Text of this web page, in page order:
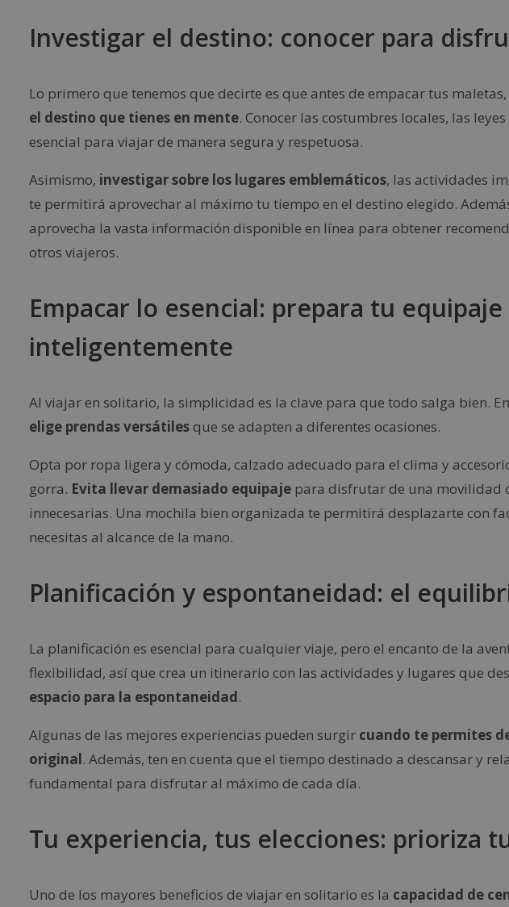
Investigar el destino: conocer para
Lo primero que tenemos que decirte es que antes de empacar tus
el destino que tienes en mente. Conocer las costumbres locales, las
esencial para viajar de manera segura y respetuosa.
Asimismo, investigar sobre los lugares emblemáticos, las actividades
te permitirá aprovechar al máximo tu tiempo en el destino elegido.
aprovecha la vasta información disponible en línea para obtener
otros viajeros.
Empacar lo esencial: prepara tu equipaje
inteligentemente
Al viajar en solitario, la simplicidad es la clave para que todo salga bien.
elige prendas versátilesque se adapten a diferentes ocasiones.
Opta por ropa ligera y cómoda, calzado adecuado para el clima y
gorra. Evita llevar demasiado equipaje para disfrutar de una movilidad
innecesarias. Una mochila bien organizada te permitirá desplazarte con
necesitas al alcance de la mano.
Planificación y espontaneidad: el
La planificación es esencial para cualquier viaje, pero el encanto de la
flexibilidad, así que crea un itinerario con las actividades y lugares que
espacio para la espontaneidad.
Algunas de las mejores experiencias pueden surgir cuando te permites
original. Además, ten en cuenta que el tiempo destinado a descansar y
fundamental para disfrutar al máximo de cada día.
Tu experiencia, tus elecciones: prioriza
Uno de los mayores beneficios de viajar en solitario es la capacidad de